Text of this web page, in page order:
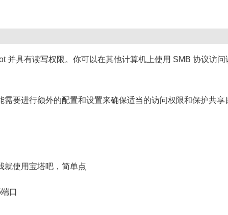
并具有读写权限。你可以在其他计算机上使用 SMB 协议访问
要进行额外的配置和设置来确保适当的访问权限和保护共享
就使用宝塔吧，简单点
口